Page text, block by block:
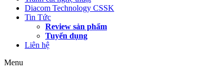
Diacom Technology CSSK
Tin Tức
Review sản phẩm
Tuyển dụng
Liên hệ
Menu